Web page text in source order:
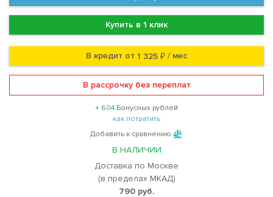
Купить в 1 клик
В кредит от 1 325 ₽ / мес
В рассрочку без переплат
+ 604 Бонусных рублей
как потратить
Добавить к сравнению
В НАЛИЧИИ
Доставка по Москве
(в пределах МКАД)
790 руб.